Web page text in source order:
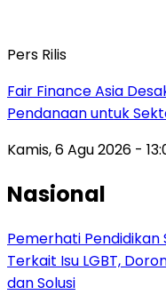
Pers Rilis
Fair Finance Asia
Pendanaan untuk
Kamis, 6 Agu 2026 -
Nasional
Pemerhati Pendidikan
Terkait Isu LGBT,
dan Solusi